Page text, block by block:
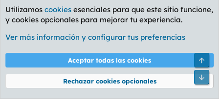
Viajes
Apelo a la sabiduría forera para viaje
a Polonia
Pontecorvo
Foro Ocio y Cultura
Masunos 30 12 Oct 2018
¿Realmente el hombre ha estado en la luna?
Foro Política
Masunos 25 27 Jul 2009
Utilizamos cookies esenciales para que este sitio funcione,
y cookies opcionales para mejorar tu experiencia.
Ver más información y configurar tus preferencias
Aceptar todas las cookies
Rechazar cookies opcionales
Pie